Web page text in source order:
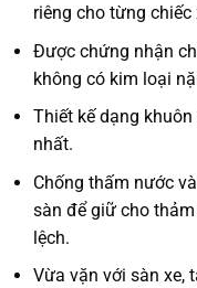
riêng cho từng chiếc
Được chứng nhận
không có kim loại
Thiết kế dạng
nhất.
Chống thấm nước
sàn để giữ cho
lệch.
Vừa vặn với sàn xe,